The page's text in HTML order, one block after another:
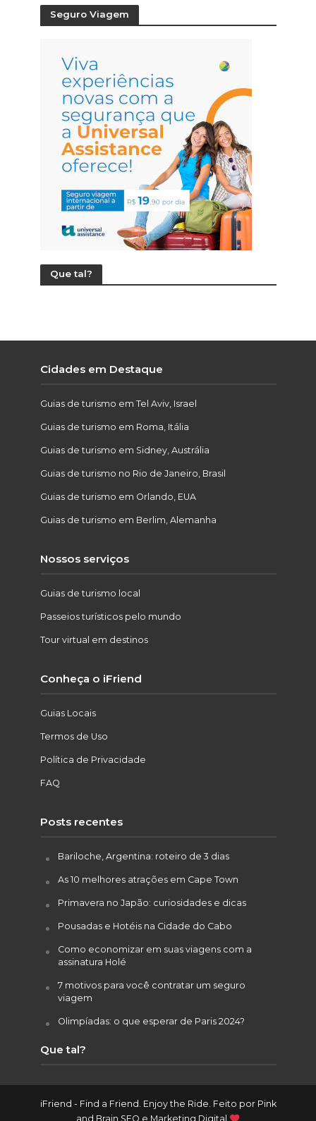
Seguro Viagem
Que tal?
Cidades em Destaque
Guias de turismo em Tel Aviv, Israel
Guias de turismo em Roma, Itália
Guias de turismo em Sidney, Austrália
Guias de turismo no Rio de Janeiro, Brasil
Guias de turismo em Orlando, EUA
Guias de turismo em Berlim, Alemanha
Nossos serviços
Guias de turismo local
Passeios turísticos pelo mundo
Tour virtual em destinos
Conheça o iFriend
Guias Locais
Termos de Uso
Política de Privacidade
FAQ
Posts recentes
Bariloche, Argentina: roteiro de 3 dias
As 10 melhores atrações em Cape Town
Primavera no Japão: curiosidades e dicas
Pousadas e Hotéis na Cidade do Cabo
Como economizar em suas viagens com a
assinatura Holé
7 motivos para você contratar um seguro
viagem
Olimpíadas: o que esperar de Paris 2024?
Que tal?
iFriend - Find a Friend. Enjoy the Ride. Feito por Pink
and Brain SEO e Marketing Digital